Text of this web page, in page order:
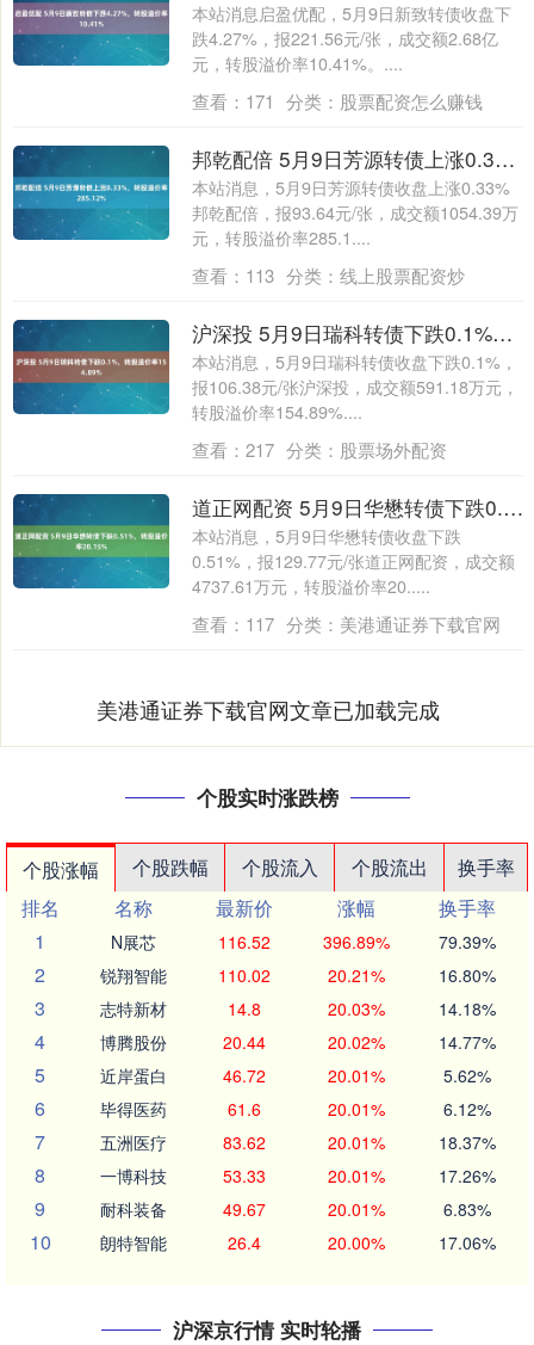
本站消息启盈优配，5月9日新致转债收盘下
跌4.27%，报221.56元/张，成交额2.68亿
元，转股溢价率10.41%。....
查看： 171 分类： 股票配资怎么赚钱
邦乾配倍 5月9日芳源转债上涨0.33%，转股溢价率285.12%
本站消息，5月9日芳源转债收盘上涨0.33%
邦乾配倍，报93.64元/张，成交额1054.39万
元，转股溢价率285.1....
查看： 113 分类： 线上股票配资炒
沪深投 5月9日瑞科转债下跌0.1%，转股溢价率154.89%
本站消息，5月9日瑞科转债收盘下跌0.1%，
报106.38元/张沪深投，成交额591.18万元，
转股溢价率154.89%....
查看： 217 分类： 股票场外配资
道正网配资 5月9日华懋转债下跌0.51%，转股溢价率20.15%
本站消息，5月9日华懋转债收盘下跌
0.51%，报129.77元/张道正网配资，成交额
4737.61万元，转股溢价率20.....
查看： 117 分类： 美港通证券下载官网
美港通证券下载官网文章已加载完成
个股实时涨跌榜
个股涨幅 个股跌幅 个股流入 个股流出
换手率
排名
名称 最新价 涨幅
换手率
1
N展芯 116.52 396.89% 79.39%
2 锐翔智能 110.02 20.21% 16.80%
3 志特新材 14.8 20.03% 14.18%
4 博腾股份 20.44 20.02% 14.77%
5 近岸蛋白 46.72 20.01% 5.62%
6 毕得医药 61.6 20.01% 6.12%
7 五洲医疗 83.62 20.01% 18.37%
8 一博科技 53.33 20.01% 17.26%
9 耐科装备 49.67 20.01% 6.83%
10 朗特智能 26.4 20.00% 17.06%
沪深京行情 实时轮播